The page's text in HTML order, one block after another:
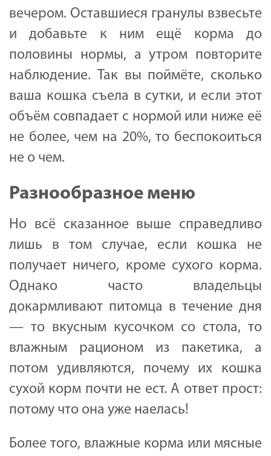
вечером. Оставшиеся гранулы взвесьте
и добавьте к ним ещё корма до
половины нормы, а утром повторите
наблюдение. Так вы поймёте, сколько
ваша кошка съела в сутки, и если этот
объём совпадает с нормой или ниже её
не более, чем на 20%, то беспокоиться
не о чем.
Разнообразное меню
Но всё сказанное выше справедливо
лишь в том случае, если кошка не
получает ничего, кроме сухого корма.
Однако часто владельцы
докармливают питомца в течение дня
— то вкусным кусочком со стола, то
влажным рационом из пакетика, а
потом удивляются, почему их кошка
сухой корм почти не ест. А ответ прост:
потому что она уже наелась!
Более того, влажные корма или мясные